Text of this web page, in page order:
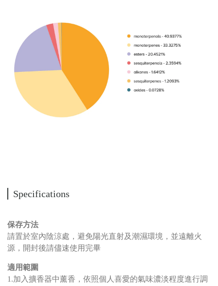
Specifications
保存方法
請置於室內陰涼處，避免陽光直射及潮濕環境，並遠離火
源，開封後請儘速使用完畢
適用範圍
1.加入擴香器中薰香，依照個人喜愛的氣味濃淡程度進行調